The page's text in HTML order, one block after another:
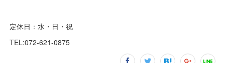
定休日：水・日・祝
TEL:072-621-0875